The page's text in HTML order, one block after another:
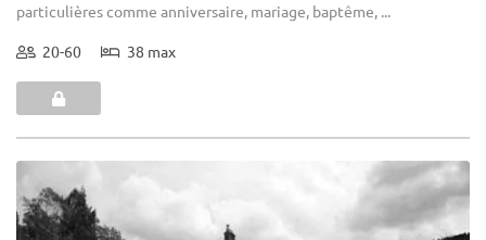
particulières comme anniversaire, mariage, baptême, ...
20-60 38 max